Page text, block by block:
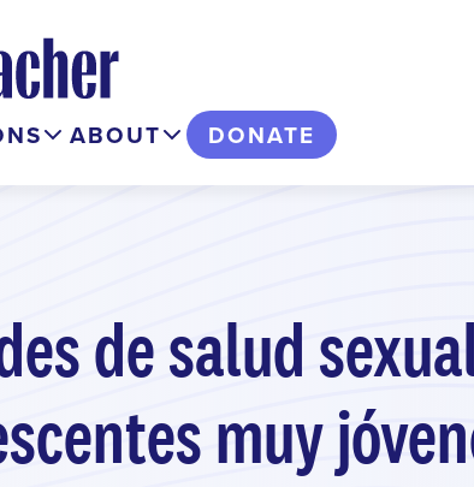
ABOUT DONATE
de salud
muy